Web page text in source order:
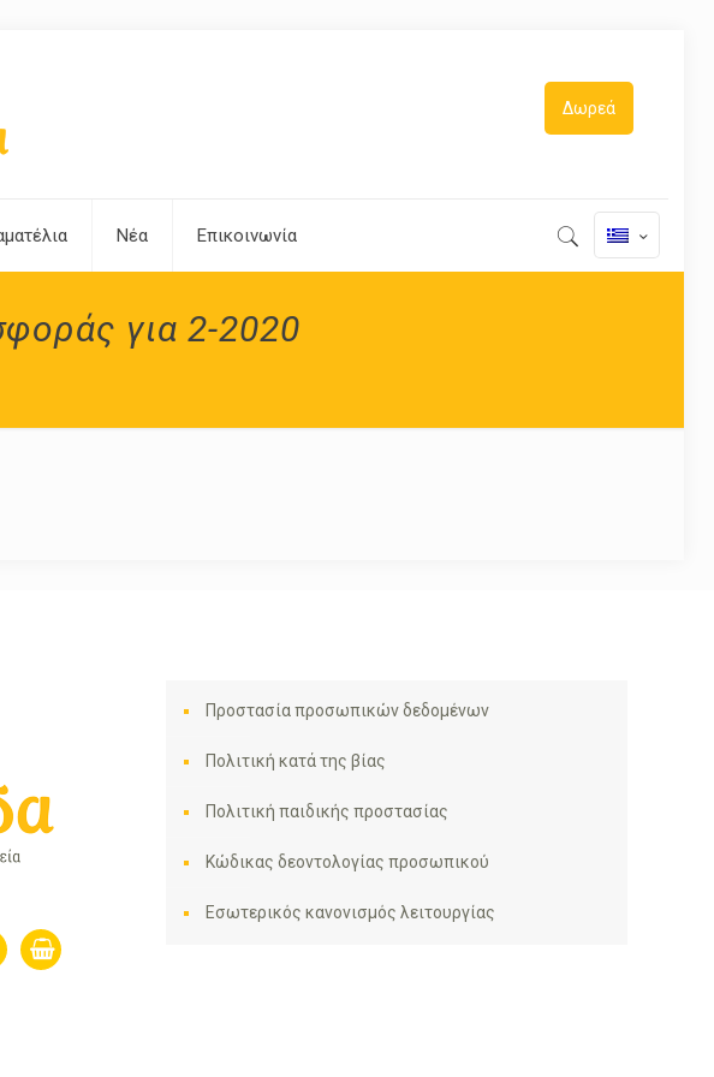
Νέα Επικοινωνία
Δωρεά
για 2-2020
shopping-
basket
Προστασία προσωπικών δεδομένων
Πολιτική κατά της βίας
Πολιτική παιδικής προστασίας
Κώδικας δεοντολογίας προσωπικού
Εσωτερικός κανονισμός λειτουργίας